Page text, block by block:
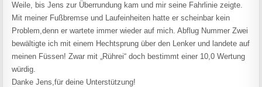
Weile, bis Jens zur Überrundung kam und mir seine Fahrlinie zeigte.
Mit meiner Fußbremse und Laufeinheiten hatte er scheinbar kein
Problem,denn er wartete immer wieder auf mich. Abflug Nummer Zwei
bewältigte ich mit einem Hechtsprung über den Lenker und landete auf
meinen Füssen! Zwar mit „Rührei“ doch bestimmt einer 10,0 Wertung
würdig.
Danke Jens,für deine Unterstützung!